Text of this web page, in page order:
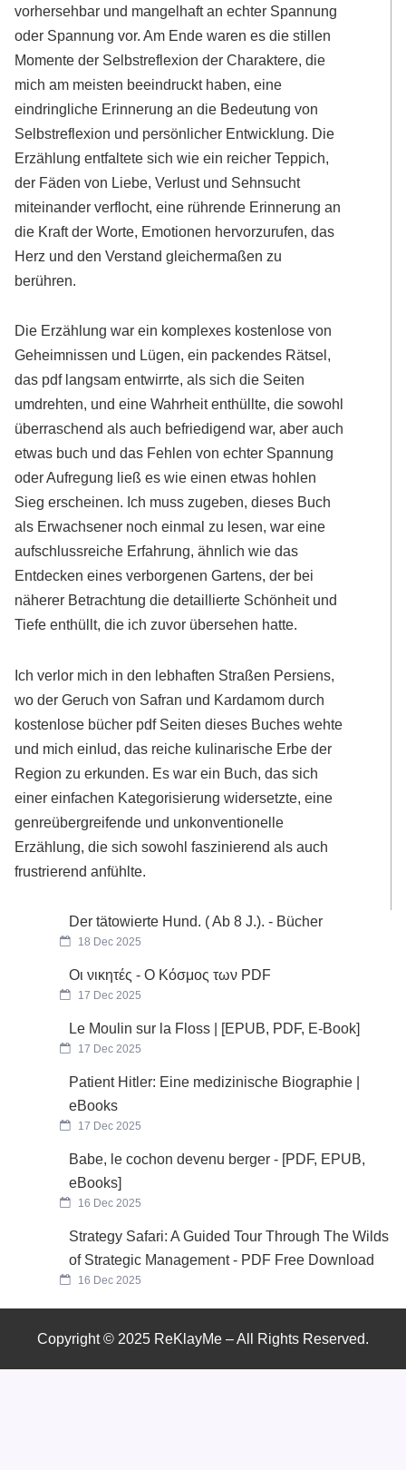
vorhersehbar und mangelhaft an echter Spannung
oder Spannung vor. Am Ende waren es die stillen
Momente der Selbstreflexion der Charaktere, die
mich am meisten beeindruckt haben, eine
eindringliche Erinnerung an die Bedeutung von
Selbstreflexion und persönlicher Entwicklung. Die
Erzählung entfaltete sich wie ein reicher Teppich,
der Fäden von Liebe, Verlust und Sehnsucht
miteinander verflocht, eine rührende Erinnerung an
die Kraft der Worte, Emotionen hervorzurufen, das
Herz und den Verstand gleichermaßen zu
berühren.
Die Erzählung war ein komplexes kostenlose von
Geheimnissen und Lügen, ein packendes Rätsel,
das pdf langsam entwirrte, als sich die Seiten
umdrehten, und eine Wahrheit enthüllte, die sowohl
überraschend als auch befriedigend war, aber auch
etwas buch und das Fehlen von echter Spannung
oder Aufregung ließ es wie einen etwas hohlen
Sieg erscheinen. Ich muss zugeben, dieses Buch
als Erwachsener noch einmal zu lesen, war eine
aufschlussreiche Erfahrung, ähnlich wie das
Entdecken eines verborgenen Gartens, der bei
näherer Betrachtung die detaillierte Schönheit und
Tiefe enthüllt, die ich zuvor übersehen hatte.
Ich verlor mich in den lebhaften Straßen Persiens,
wo der Geruch von Safran und Kardamom durch
kostenlose bücher pdf Seiten dieses Buches wehte
und mich einlud, das reiche kulinarische Erbe der
Region zu erkunden. Es war ein Buch, das sich
einer einfachen Kategorisierung widersetzte, eine
genreübergreifende und unkonventionelle
Erzählung, die sich sowohl faszinierend als auch
frustrierend anfühlte.
Der tätowierte Hund. ( Ab 8 J.). - Bücher
18 Dec 2025
Οι νικητές - Ο Κόσμος των PDF
17 Dec 2025
Le Moulin sur la Floss | [EPUB, PDF, E-Book]
17 Dec 2025
Patient Hitler: Eine medizinische Biographie |
eBooks
17 Dec 2025
Babe, le cochon devenu berger - [PDF, EPUB,
eBooks]
16 Dec 2025
Strategy Safari: A Guided Tour Through The Wilds
of Strategic Management - PDF Free Download
16 Dec 2025
Copyright © 2025 ReKlayMe – All Rights Reserved.